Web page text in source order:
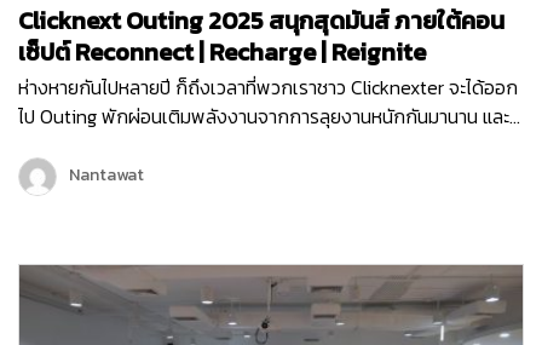
Clicknext Outing 2025 สนุกสุดมันส์ ภายใต้คอน
เซ็ปต์ Reconnect | Recharge | Reignite
ห่างหายกันไปหลายปี ก็ถึงเวลาที่พวกเราชาว Clicknexter จะได้ออก
ไป Outing พักผ่อนเติมพลังงานจากการลุยงานหนักกันมานาน และ
กิจกรรมมากมายทั้งช่วงกลางวันและกลางคืน เพื่อให้พนักงานได้
กระชับมิตร เติมเต็มพลังงาน จุดไฟแห่งการทำงานขึ้นมาใหม่ เพราะ
Reignite…
Nantawat